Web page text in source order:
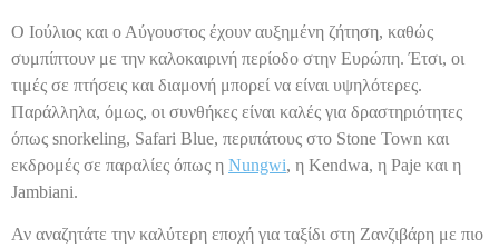
Ο Ιούλιος και ο Αύγουστος έχουν αυξημένη ζήτηση, καθώς
συμπίπτουν με την καλοκαιρινή περίοδο στην Ευρώπη. Έτσι, οι
τιμές σε πτήσεις και διαμονή μπορεί να είναι υψηλότερες.
Παράλληλα, όμως, οι συνθήκες είναι καλές για δραστηριότητες
όπως snorkeling, Safari Blue, περιπάτους στο Stone Town και
εκδρομές σε παραλίες όπως η Nungwi, η Kendwa, η Paje και η
Jambiani.
Αν αναζητάτε την καλύτερη εποχή για ταξίδι στη Ζανζιβάρη με πιο